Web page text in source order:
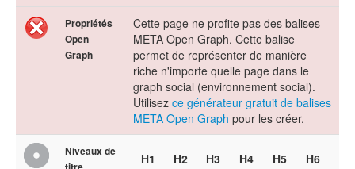
Propriétés
Open
Graph
Cette page ne profite pas des balises
META Open Graph. Cette balise
permet de représenter de manière
riche n'importe quelle page dans le
graph social (environnement social).
Utilisez ce générateur gratuit de balises
META Open Graph pour les créer.
Niveaux de
H1 H2 H3 H4 H5 H6